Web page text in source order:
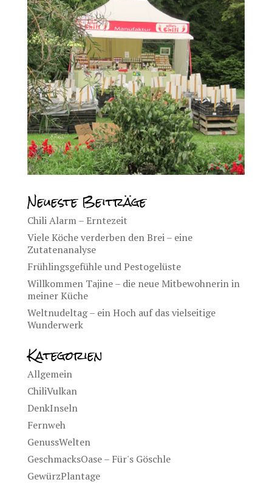
Neueste Beiträge
Chili Alarm – Erntezeit
Viele Köche verderben den Brei – eine
Zutatenanalyse
Frühlingsgefühle und Pestogelüste
Willkommen Tajine – die neue Mitbewohnerin in
meiner Küche
Weltnudeltag – ein Hoch auf das vielseitige
Wunderwerk
Kategorien
Allgemein
ChiliVulkan
DenkInseln
Fernweh
GenussWelten
GeschmacksOase – Für's Göschle
GewürzPlantage